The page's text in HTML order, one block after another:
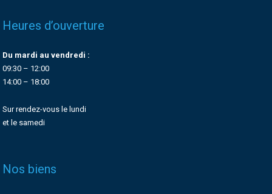
Heures d’ouverture
Du mardi au vendredi :
09:30 – 12:00
14:00 – 18:00
Sur rendez-vous le lundi
et le samedi
Nos biens